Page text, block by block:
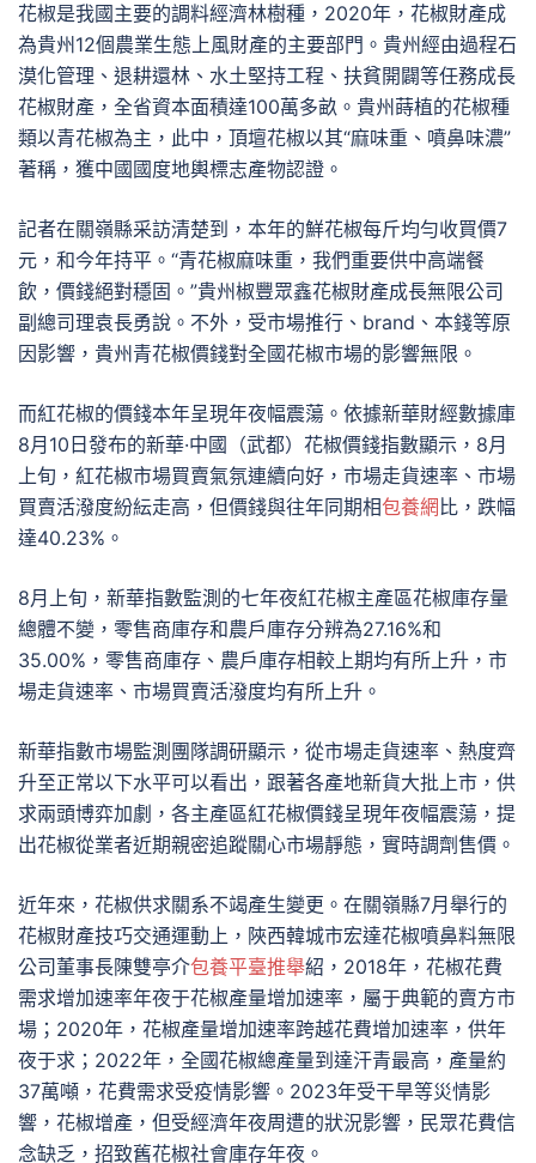
花椒是我國主要的調料經濟林樹種，2020年，花椒財產成
為貴州12個農業生態上風財產的主要部門。貴州經由過程石
漠化管理、退耕還林、水土堅持工程、扶貧開闢等任務成長
花椒財產，全省資本面積達100萬多畝。貴州蒔植的花椒種
類以青花椒為主，此中，頂壇花椒以其“麻味重、噴鼻味濃”
著稱，獲中國國度地輿標志產物認證。
記者在關嶺縣采訪清楚到，本年的鮮花椒每斤均勻收買價7
元，和今年持平。“青花椒麻味重，我們重要供中高端餐
飲，價錢絕對穩固。”貴州椒豐眾鑫花椒財產成長無限公司
副總司理袁長勇說。不外，受市場推行、brand、本錢等原
因影響，貴州青花椒價錢對全國花椒市場的影響無限。
而紅花椒的價錢本年呈現年夜幅震蕩。依據新華財經數據庫
8月10日發布的新華·中國（武都）花椒價錢指數顯示，8月
上旬，紅花椒市場買賣氣氛連續向好，市場走貨速率、市場
買賣活潑度紛紜走高，但價錢與往年同期相包養網 比，跌幅
達40.23%。
8月上旬，新華指數監測的七年夜紅花椒主產區花椒庫存量
總體不變，零售商庫存和農戶庫存分辨為27.16%和
35.00%，零售商庫存、農戶庫存相較上期均有所上升，市
場走貨速率、市場買賣活潑度均有所上升。
新華指數市場監測團隊調研顯示，從市場走貨速率、熱度齊
升至正常以下水平可以看出，跟著各產地新貨大批上市，供
求兩頭博弈加劇，各主產區紅花椒價錢呈現年夜幅震蕩，提
出花椒從業者近期親密追蹤關心市場靜態，實時調劑售價。
近年來，花椒供求關系不竭產生變更。在關嶺縣7月舉行的
花椒財產技巧交通運動上，陜西韓城市宏達花椒噴鼻料無限
公司董事長陳雙亭介包養平臺推舉紹，2018年，花椒花費
需求增加速率年夜于花椒產量增加速率，屬于典範的賣方市
場；2020年，花椒產量增加速率跨越花費增加速率，供年
夜于求；2022年，全國花椒總產量到達汗青最高，產量約
37萬噸，花費需求受疫情影響。2023年受干旱等災情影
響，花椒增產，但受經濟年夜周遭的狀況影響，民眾花費信
念缺乏，招致舊花椒社會庫存年夜。